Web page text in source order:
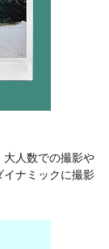
大人数での撮影や
イナミックに撮影